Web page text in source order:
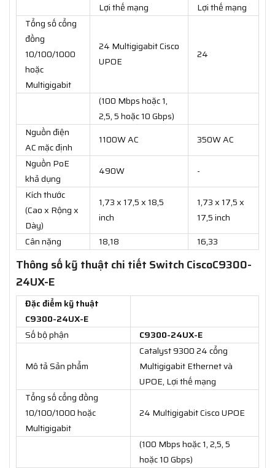
Lợi thế mạng
Lợi thế mạng
Tổng số cổng
đồng
10/100/1000
hoặc
Multigigabit
24 Multigigabit Cisco
UPOE
24
(100 Mbps hoặc 1,
2,5, 5 hoặc 10 Gbps)
Nguồn điện
AC mặc định
1100W AC
350W AC
Nguồn PoE
khả dụng
490W
-
Kích thước
(Cao x Rộng x
Dày)
1,73 x 17,5 x 18,5
inch
1,73 x 17,5 x
17,5 inch
Cân nặng
18,18 16,33
Thông số kỹ thuật chi tiết Switch CiscoC9300-
24UX-E
Đặc điểm kỹ thuật
C9300-24UX-E
Số bộ phận
C9300-24UX-E
Mô tả Sản phẩm
Catalyst 9300 24 cổng
Multigigabit Ethernet và
UPOE, Lợi thế mạng
Tổng số cổng đồng
10/100/1000 hoặc
Multigigabit
24 Multigigabit Cisco UPOE
(100 Mbps hoặc 1, 2,5, 5
hoặc 10 Gbps)